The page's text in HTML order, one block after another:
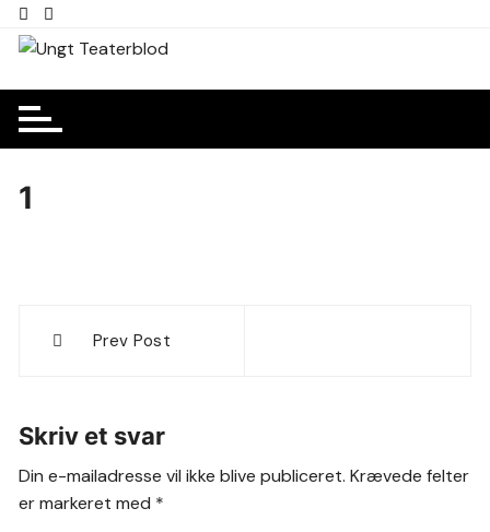
Skip
1
Prev Post
Skriv et svar
Din e-mailadresse vil ikke blive publiceret. Krævede felter
er markeret med *